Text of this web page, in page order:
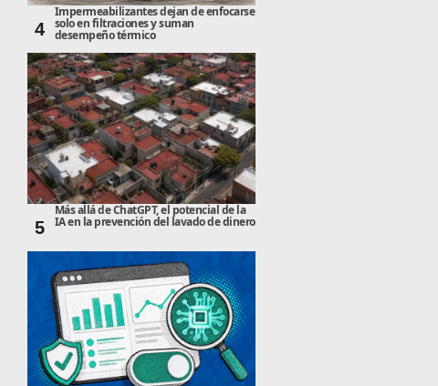
4
Impermeabilizantes dejan de enfocarse
solo en filtraciones y suman
desempeño térmico
5
Más allá de ChatGPT, el potencial de la
IA en la prevención del lavado de dinero